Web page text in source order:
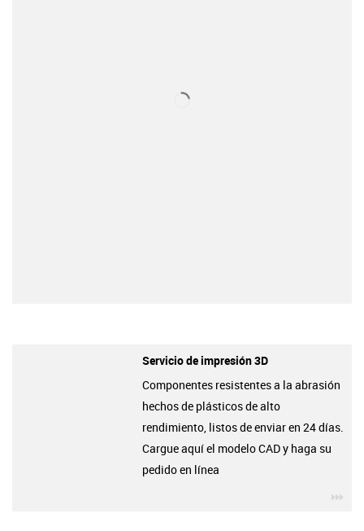
Servicio de impresión 3D
Componentes resistentes a la abrasión
hechos de plásticos de alto
rendimiento, listos de enviar en 24 días.
Cargue aquí el modelo CAD y haga su
pedido en línea